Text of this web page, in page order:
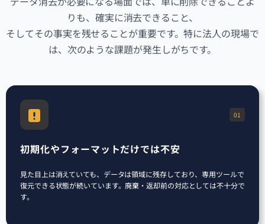
りも、確実に消去できること、
そしてその事実を残せることが重要です。特に法人の現場で
は、次のような課題が発生しがちです。
01
初期化やフォーマットだけでは不安
見た目上は消えていても、データは領域に残存しており、専用ツールで
復元できる状態が続いています。廃棄・返却前の対応としては不十分で
す。